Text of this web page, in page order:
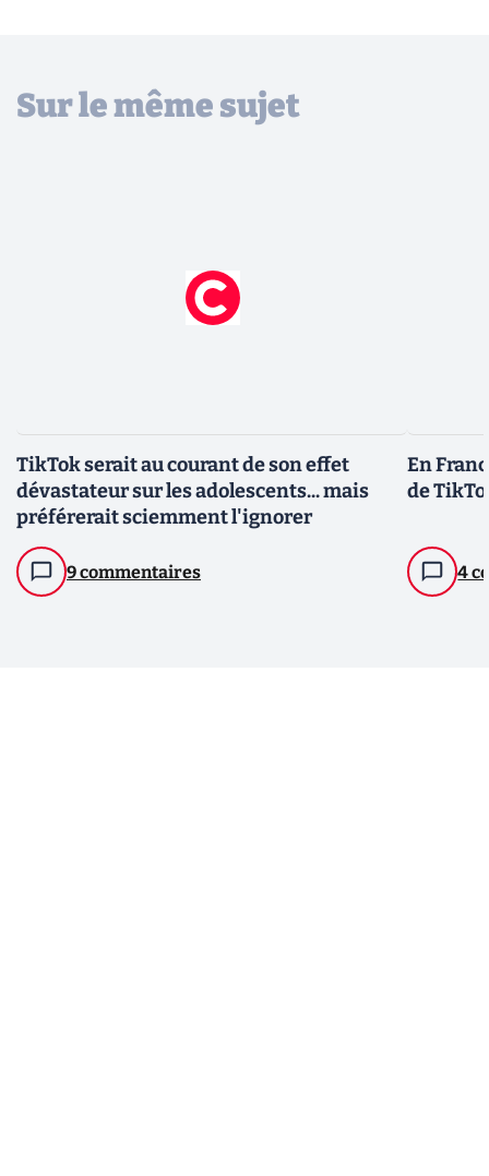
Sur le même sujet
TikTok serait au courant de son effet
dévastateur sur les adolescents... mais
préférerait sciemment l'ignorer
9 commentaires
En
de
4